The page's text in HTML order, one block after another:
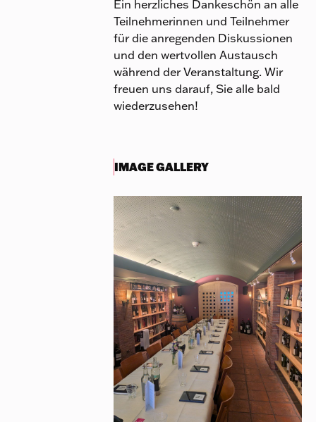
Ein herzliches Dankeschön an alle
Teilnehmerinnen und Teilnehmer
für die anregenden Diskussionen
und den wertvollen Austausch
während der Veranstaltung. Wir
freuen uns darauf, Sie alle bald
wiederzusehen!
IMAGE GALLERY